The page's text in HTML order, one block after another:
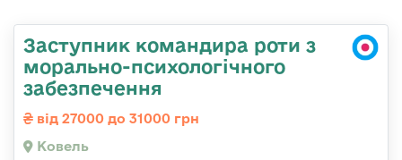
Заступник командира роти з
морально-психологічного
забезпечення
від 27000 до 31000 грн
Ковель